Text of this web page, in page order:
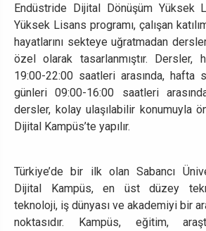
Endüstride Dijital Dönüşüm Yüksek
Yüksek Lisans programı, çalışan
hayatlarını sekteye uğratmadan
özel olarak tasarlanmıştır.
19:00-22:00 saatleri arasında, hafta
günleri 09:00-16:00 saatleri
dersler, kolay ulaşılabilir konumuyla
Dijital Kampüs’te yapılır.
Türkiye’de bir ilk olan Sabancı
Dijital Kampüs, en üst düzey
teknoloji, iş dünyası ve akademiyi bir
noktasıdır. Kampüs, eğitim,